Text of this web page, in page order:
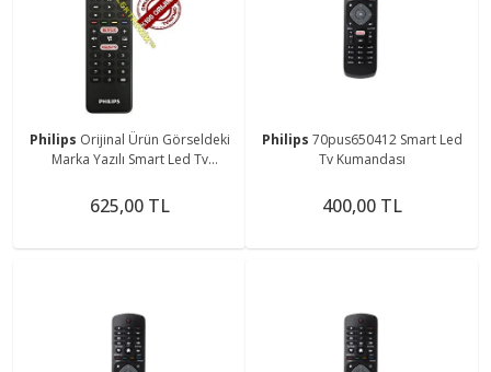
Philips Orijinal Ürün Görseldeki
Marka Yazılı Smart Led Tv
625,00 TL
Philips 70pus650412 Smart Led
Tv Kumandası
400,00 TL